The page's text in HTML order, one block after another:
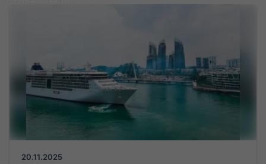
20.11.2025